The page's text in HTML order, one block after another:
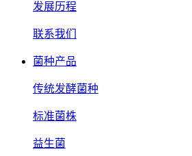
发展历程
联系我们
菌种产品
传统发酵菌种
标准菌株
益生菌